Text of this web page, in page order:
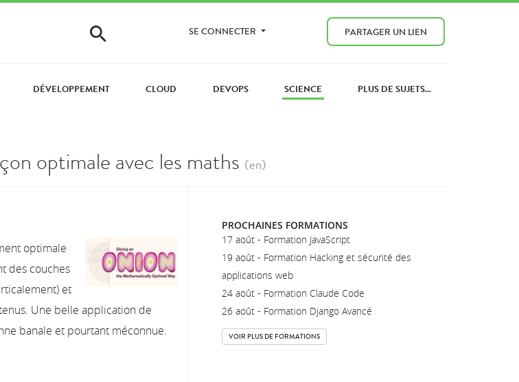
SE CONNECTER PARTAGER UN LIEN
DÉVELOPPEMENT CLOUD DEVOPS SCIENCE PLUS DE SUJETS...
optimale avec les maths (en)
optimale
des couches
et
Une belle application de
banale et pourtant méconnue.
PROCHAINES FORMATIONS
17 août - Formation JavaScript
19 août - Formation Hacking et sécurité des
applications web
24 août - Formation Claude Code
26 août - Formation Django Avancé
VOIR PLUS DE FORMATIONS